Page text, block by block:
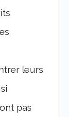
leurs
pas